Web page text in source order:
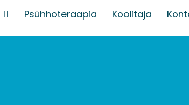
Psühhoteraapia Koolitaja